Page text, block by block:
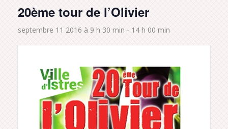
20ème tour de l’Olivier
septembre 11 2016 à 9 h 30 min - 14 h 00 min